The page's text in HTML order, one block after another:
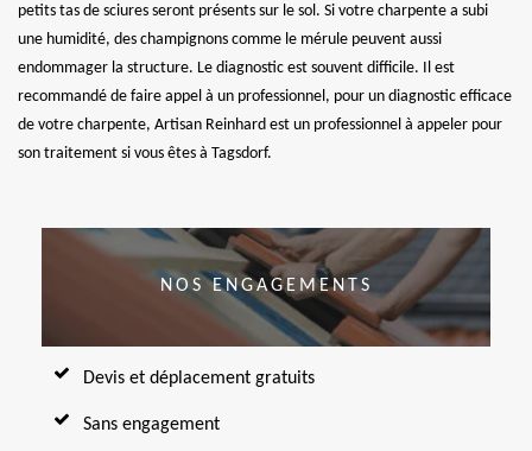
petits tas de sciures seront présents sur le sol. Si votre charpente a subi
une humidité, des champignons comme le mérule peuvent aussi
endommager la structure. Le diagnostic est souvent difficile. Il est
recommandé de faire appel à un professionnel, pour un diagnostic efficace
de votre charpente, Artisan Reinhard est un professionnel à appeler pour
son traitement si vous êtes à Tagsdorf.
NOS ENGAGEMENTS
Devis et déplacement gratuits
Sans engagement